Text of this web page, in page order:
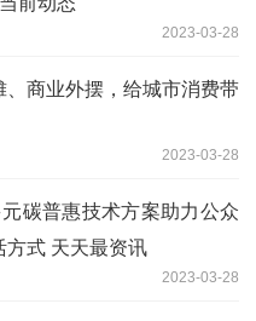
2023-03-28
、商业外摆，给城市消费带
2023-03-28
元碳普惠技术方案助力公众
方式 天天最资讯
2023-03-28